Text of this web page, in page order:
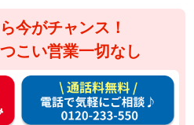
今がチャンス！
こい営業一切なし
通